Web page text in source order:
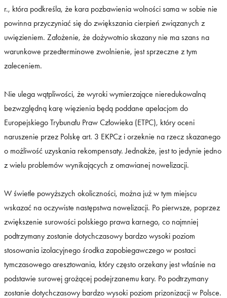
r., która podkreśla, że kara pozbawienia wolności sama w sobie nie
powinna przyczyniać się do zwiększania cierpień związanych z
uwięzieniem. Założenie, że dożywotnio skazany nie ma szans na
warunkowe przedterminowe zwolnienie, jest sprzeczne z tym
zaleceniem.
Nie ulega wątpliwości, że wyroki wymierzające nieredukowalną
bezwzględną karę więzienia będą poddane apelacjom do
Europejskiego Trybunału Praw Człowieka (ETPC), który oceni
naruszenie przez Polskę art. 3 EKPCz i orzeknie na rzecz skazanego
o możliwość uzyskania rekompensaty. Jednakże, jest to jedynie jedno
z wielu problemów wynikających z omawianej nowelizacji.
W świetle powyższych okoliczności, można już w tym miejscu
wskazać na oczywiste następstwa nowelizacji. Po pierwsze, poprzez
zwiększenie surowości polskiego prawa karnego, co najmniej
podtrzymany zostanie dotychczasowy bardzo wysoki poziom
stosowania izolacyjnego środka zapobiegawczego w postaci
tymczasowego aresztowania, który często orzekany jest właśnie na
podstawie surowej grożącej podejrzanemu kary. Po podtrzymany
zostanie dotychczasowy bardzo wysoki poziom prizonizacji w Polsce.